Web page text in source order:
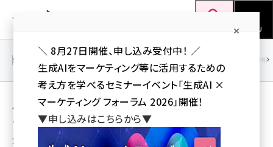
ン
MENU
seo (3538)
SEO アクセス解析／データ分析
用語「スクラッチ開発」 が使われている記事の
一覧
全 2 記事中 1 ～ 2 を表示中
＼ 8月27日開催、申し込み受付中！ ／
生成AIをマーケティング等に活用するための
考え方を学べるセミナーイベント「生成AI ×
マーケティング フォーラム 2026」開催！
▼申し込みはこちらから▼